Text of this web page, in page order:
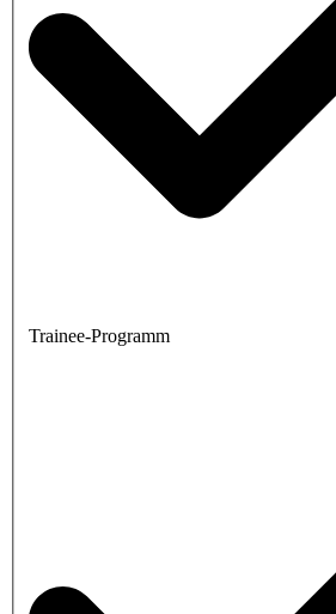
Trainee-Programm